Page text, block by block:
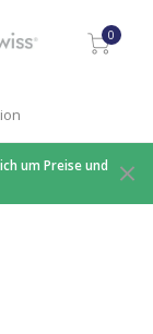
0
um Preise und